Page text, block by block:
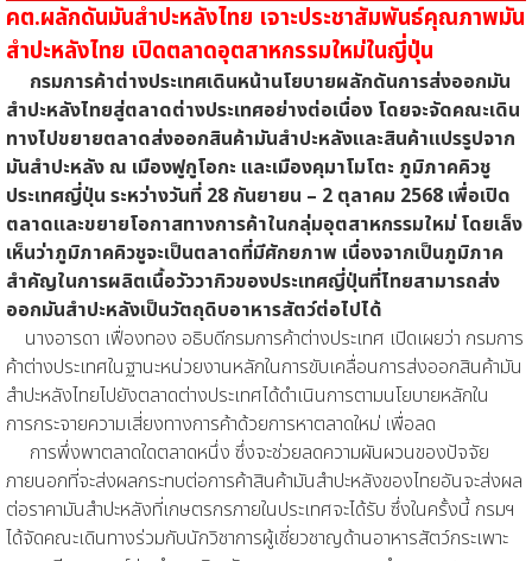
คต.ผลักดันมันสำปะหลังไทย เจาะประชาสัมพันธ์คุณภาพมัน
สำปะหลังไทย เปิดตลาดอุตสาหกรรมใหม่ในญี่ปุ่น
กรมการค้าต่างประเทศเดินหน้านโยบายผลักดันการส่งออกมัน
สำปะหลังไทยสู่ตลาดต่างประเทศอย่างต่อเนื่อง โดยจะจัดคณะเดิน
ทางไปขยายตลาดส่งออกสินค้ามันสำปะหลังและสินค้าแปรรูปจาก
มันสำปะหลัง ณ เมืองฟูกูโอกะ และเมืองคุมาโมโตะ ภูมิภาคคิวชู
ประเทศญี่ปุ่น ระหว่างวันที่ 28 กันยายน – 2 ตุลาคม 2568 เพื่อเปิด
ตลาดและขยายโอกาสทางการค้าในกลุ่มอุตสาหกรรมใหม่ โดยเล็ง
เห็นว่าภูมิภาคคิวชูจะเป็นตลาดที่มีศักยภาพ เนื่องจากเป็นภูมิภาค
สำคัญในการผลิตเนื้อวัววากิวของประเทศญี่ปุ่นที่ไทยสามารถส่ง
ออกมันสำปะหลังเป็นวัตถุดิบอาหารสัตว์ต่อไปได้
นางอารดา เฟื่องทอง อธิบดีกรมการค้าต่างประเทศ เปิดเผยว่า กรมการ
ค้าต่างประเทศในฐานะหน่วยงานหลักในการขับเคลื่อนการส่งออกสินค้ามัน
สำปะหลังไทยไปยังตลาดต่างประเทศได้ดำเนินการตามนโยบายหลักใน
การกระจายความเสี่ยงทางการค้าด้วยการหาตลาดใหม่ เพื่อลด
การพึ่งพาตลาดใดตลาดหนึ่ง ซึ่งจะช่วยลดความผันผวนของปัจจัย
ภายนอกที่จะส่งผลกระทบต่อการค้าสินค้ามันสำปะหลังของไทยอันจะส่งผล
ต่อราคามันสำปะหลังที่เกษตรกรภายในประเทศจะได้รับ ซึ่งในครั้งนี้ กรมฯ
ได้จัดคณะเดินทางร่วมกับนักวิชาการผู้เชี่ยวชาญด้านอาหารสัตว์กระเพาะ